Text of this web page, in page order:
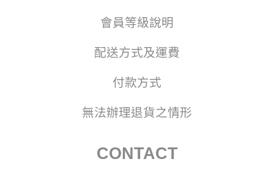
會員等級說明
配送方式及運費
付款方式
無法辦理退貨之情形
CONTACT